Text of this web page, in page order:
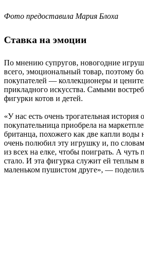
Фото предоставила Мария Блоха
Ставка на эмоции
По мнению супругов, новогодние
всего, эмоциональный товар, поэтому
покупателей — коллекционеры и
прикладного искусства. Самыми
фигурки котов и детей.
«У нас есть очень трогательная история
покупательница приобрела на
британца, похожего как две капли воды
очень полюбил эту игрушку и, по
из всех на елке, чтобы поиграть. А чуть
стало. И эта фигурка служит ей теплым
маленьком пушистом друге», —